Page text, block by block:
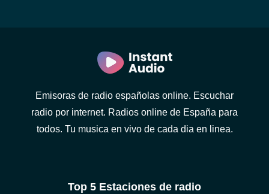
Emisoras de radio españolas online. Escuchar
radio por internet. Radios online de España para
todos. Tu musica en vivo de cada dia en linea.
Top 5 Estaciones de radio